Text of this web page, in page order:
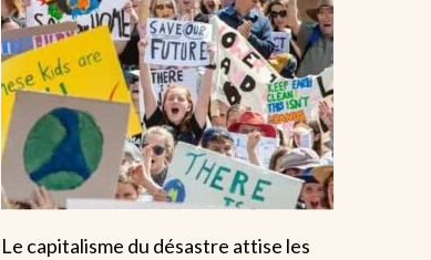
Le capitalisme du désastre attise les